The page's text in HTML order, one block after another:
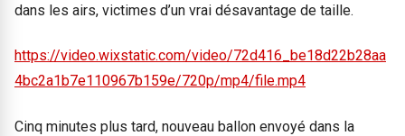
dans les airs, victimes d’un vrai désavantage de taille.
https://video.wixstatic.com/video/72d416_be18d22b28aa
4bc2a1b7e110967b159e/720p/mp4/file.mp4
Cinq minutes plus tard, nouveau ballon envoyé dans la